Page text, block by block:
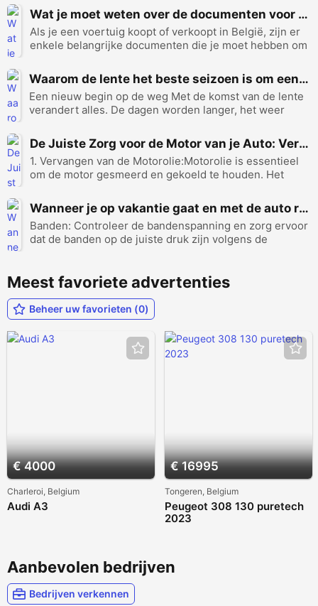
zijn enkele tips om je auto veilig en rijready te houden:
Controleer de VloeistoffenVoorda...
Wat je moet weten over de documenten voor de aankoop en verkoop van voertuigen in België
Als je een voertuig koopt of verkoopt in België, zijn er
enkele belangrijke documenten die je moet hebben om
Hier is wat je moet weten over de benodigde
documenten: 1. Het Kentekenbewijs van he...
Waarom de lente het beste seizoen is om een auto te kopen?
Een nieuw begin op de weg Met de komst van de lente
verandert alles. De dagen worden langer, het weer
maken voor uitstappen, weekendtrips of
zomervakanties. Daarom wordt de lente vaak gezien als
een van ...
De Juiste Zorg voor de Motor van je Auto: Verlengen van de Levensduur
1. Vervangen van de Motorolie:Motorolie is essentieel
om de motor gesmeerd en gekoeld te houden. Het
en ophopingen. Vervang de motorolie en oliefilter
volgens de aanbevolen intervallen van de fa...
Wanneer je op vakantie gaat en met de auto reist, zijn er een paar dingen die je moet controleren om ervoor te zorgen dat de reis soepel verloopt.
Banden: Controleer de bandenspanning en zorg ervoor
dat de banden op de juiste druk zijn volgens de
Brandstof en vloeistoffen: Zorg ervoor da...
Meest favoriete advertenties
Beheer uw favorieten (0)
€ 4000
Charleroi, Belgium
Audi A3
€ 16995
Tongeren, Belgium
Peugeot 308 130 puretech
2023
Aanbevolen bedrijven
Bedrijven verkennen